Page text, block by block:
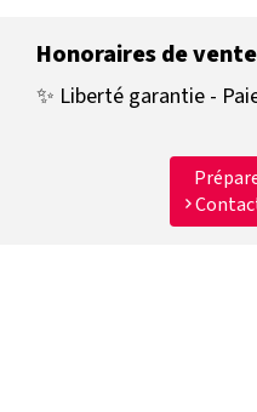
Honoraires de
✨ Liberté garantie -